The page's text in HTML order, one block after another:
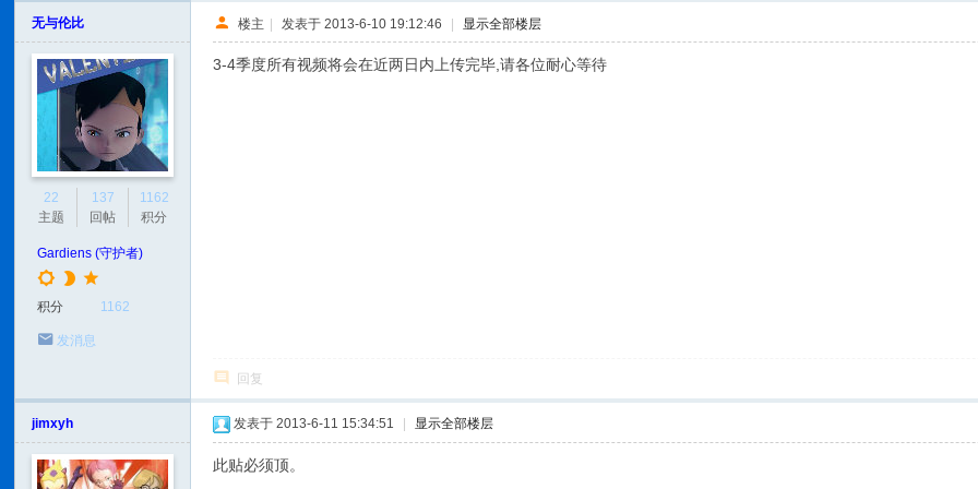
无与伦比
22
主题
137
回帖
1162
积分
Gardiens (守护者)
积分 1162
发消息
楼主 | 发表于 2013-6-10 19:12:46 | 显示全部楼层
3-4季度所有视频将会在近两日内上传完毕,请各位耐心等待
回复
jimxyh 发表于 2013-6-11 15:34:51 显示全部楼层
此贴必须顶。